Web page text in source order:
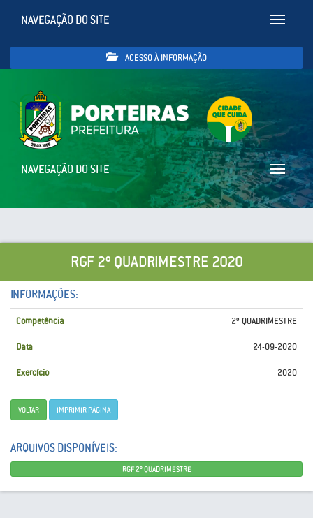
Toggle
NAVEGAÇÃO DO SITE
ACESSO À INFORMAÇÃO
Toggle
NAVEGAÇÃO DO SITE
RGF 2º QUADRIMESTRE 2020
INFORMAÇÕES:
Competência 2º QUADRIMESTRE
Data 24-09-2020
Exercício 2020
VOLTAR IMPRIMIR PÁGINA
ARQUIVOS DISPONÍVEIS:
RGF 2º QUADRIMESTRE